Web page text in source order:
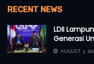
RECENT NEWS
LDII
Generasi
AUGUST 3,